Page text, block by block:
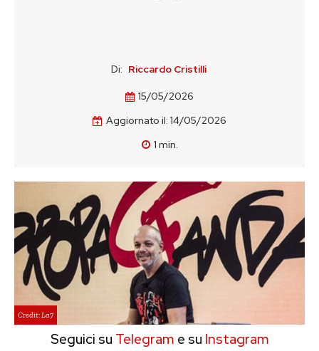
Di: Riccardo Cristilli
15/05/2026
Aggiornato il: 14/05/2026
1 min.
Credit: La7
Seguici su Telegram e su Instagram